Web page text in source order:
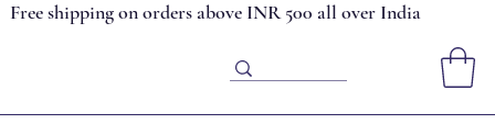
Free shipping on orders above INR 500 all over India